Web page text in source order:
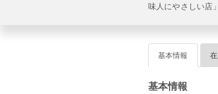
味人にやさしい店
基本情報
基本情報